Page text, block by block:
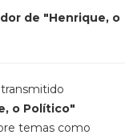
de "Henrique, o
o Político"
temas como